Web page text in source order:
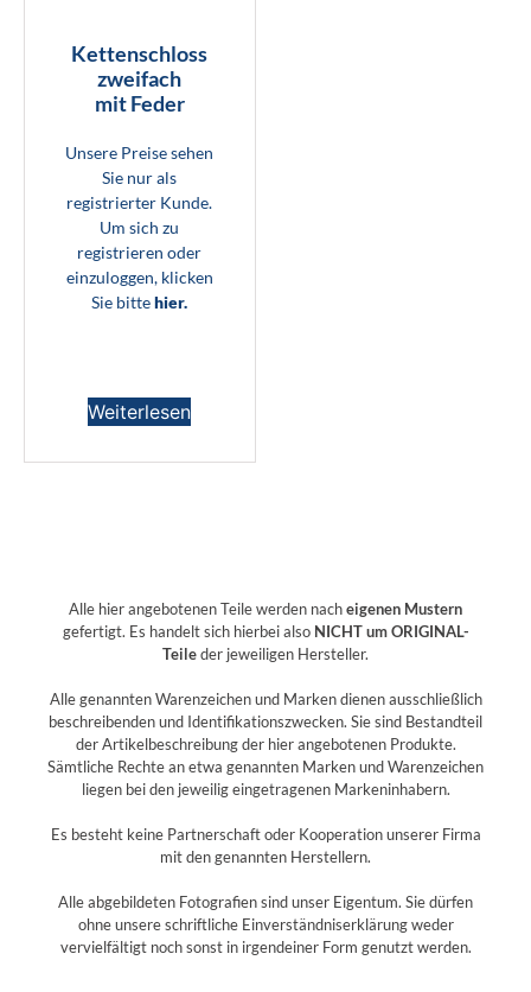
Kettenschloss
zweifach
mit Feder
Unsere Preise sehen
Sie nur als
registrierter Kunde.
Um sich zu
registrieren oder
einzuloggen, klicken
Sie bittehier.
Weiterlesen
Alle hier angebotenen Teile werden nacheigenen Mustern
gefertigt. Es handelt sich hierbei also NICHT um ORIGINAL-
Teileder jeweiligen Hersteller.
Alle genannten Warenzeichen und Marken dienen ausschließlich
beschreibenden und Identifikationszwecken. Sie sind Bestandteil
der Artikelbeschreibung der hier angebotenen Produkte.
Sämtliche Rechte an etwa genannten Marken und Warenzeichen
liegen bei den jeweilig eingetragenen Markeninhabern.
Es besteht keine Partnerschaft oder Kooperation unserer Firma
mit den genannten Herstellern.
Alle abgebildeten Fotografien sind unser Eigentum. Sie dürfen
ohne unsere schriftliche Einverständniserklärung weder
vervielfältigt noch sonst in irgendeiner Form genutzt werden.